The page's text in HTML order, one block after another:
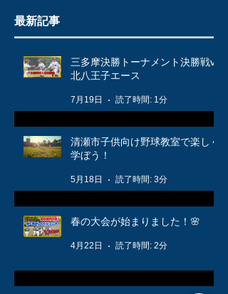
最新記事
三多摩決勝トーナメント決勝戦vs
北八王子エース
7月19日 読了時間: 1分
清瀬市子供向け野球教室で楽しく
学ぼう！
5月18日 読了時間: 3分
春の大会が始まりました！🌸
4月22日 読了時間: 2分